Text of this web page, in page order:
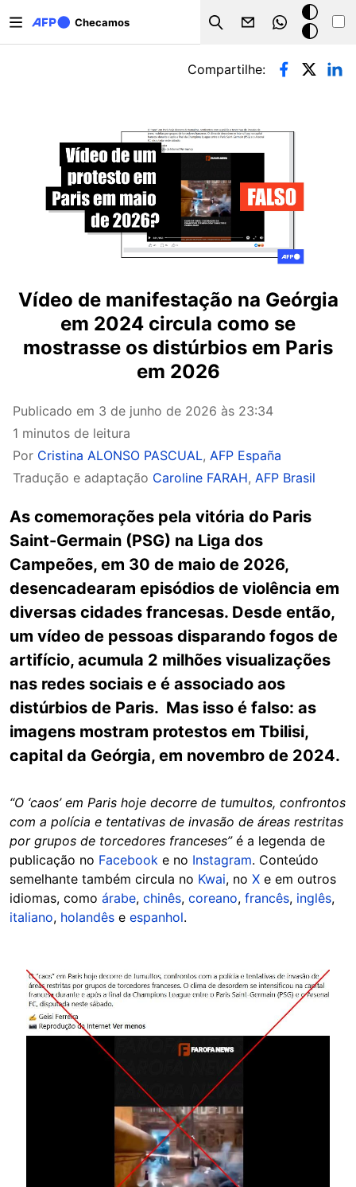
Checamos
Search
Modo
escuro
Abas primárias
Compartilhe:
Vídeo de manifestação na Geórgia
em 2024 circula como se
mostrasse os distúrbios em Paris
em 2026
Publicado em 3 de junho de 2026 às 23:34
1 minutos de leitura
Por Cristina ALONSO PASCUAL, AFP España
Tradução e adaptação Caroline FARAH, AFP Brasil
As comemorações pela vitória do Paris
Saint-Germain (PSG) na Liga dos
Campeões, em 30 de maio de 2026,
desencadearam episódios de violência em
diversas cidades francesas. Desde então,
um vídeo de pessoas disparando fogos de
artifício, acumula 2 milhões visualizações
nas redes sociais e é associado aos
distúrbios de Paris. Mas isso é falso: as
imagens mostram protestos em Tbilisi,
capital da Geórgia, em novembro de 2024.
“O ‘caos’ em Paris hoje decorre de tumultos, confrontos
com a polícia e tentativas de invasão de áreas restritas
por grupos de torcedores franceses”é a legenda de
publicação no Facebook e no Instagram. Conteúdo
semelhante também circula no Kwai, no X e em outros
idiomas, como árabe, chinês, coreano, francês, inglês,
italiano, holandês e espanhol.
Image